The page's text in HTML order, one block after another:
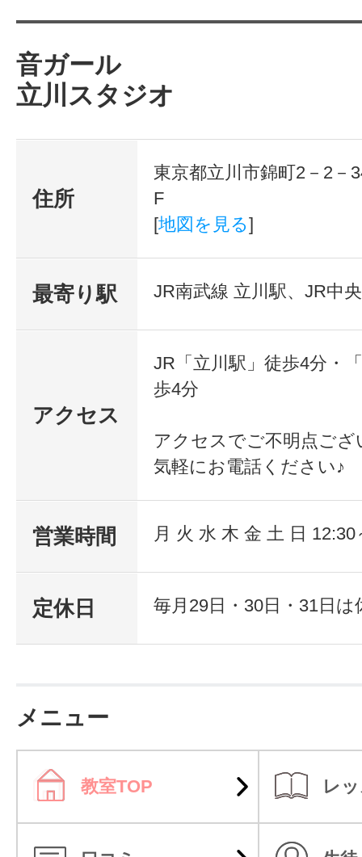
音ガール
立川スタジオ
住所
東京都立川市錦町2－2－
F
[地図を見る]
最寄り駅 JR南武線 立川駅、JR中
アクセス
JR「立川駅」徒歩4分・
歩4分
アクセスでご不明点ご
気軽にお電話ください♪
営業時間 月 火 水 木 金 土 日 12:30
定休日 毎月29日・30日・31日は
メニュー
教室TOP レ